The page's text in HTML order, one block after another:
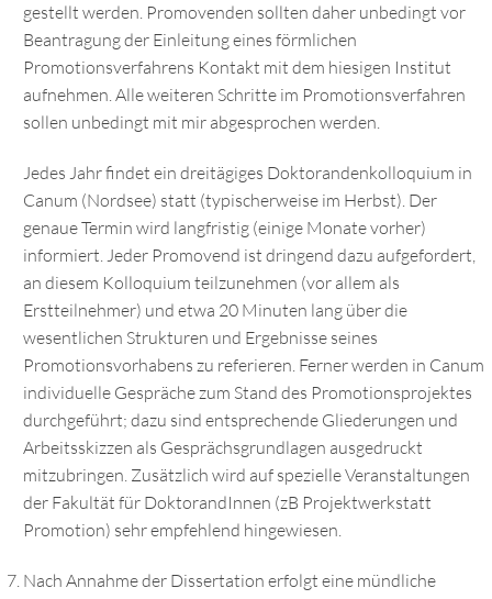
gestellt werden. Promovenden sollten daher unbedingt vor
Beantragung der Einleitung eines förmlichen
Promotionsverfahrens Kontakt mit dem hiesigen Institut
aufnehmen. Alle weiteren Schritte im Promotionsverfahren
sollen unbedingt mit mir abgesprochen werden.
Jedes Jahr findet ein dreitägiges Doktorandenkolloquium in
Canum (Nordsee) statt (typischerweise im Herbst). Der
genaue Termin wird langfristig (einige Monate vorher)
informiert. Jeder Promovend ist dringend dazu aufgefordert,
an diesem Kolloquium teilzunehmen (vor allem als
Erstteilnehmer) und etwa 20 Minuten lang über die
wesentlichen Strukturen und Ergebnisse seines
Promotionsvorhabens zu referieren. Ferner werden in Canum
individuelle Gespräche zum Stand des Promotionsprojektes
durchgeführt; dazu sind entsprechende Gliederungen und
Arbeitsskizzen als Gesprächsgrundlagen ausgedruckt
mitzubringen. Zusätzlich wird auf spezielle Veranstaltungen
der Fakultät für DoktorandInnen (zB Projektwerkstatt
Promotion) sehr empfehlend hingewiesen.
Nach Annahme der Dissertation erfolgt eine mündliche